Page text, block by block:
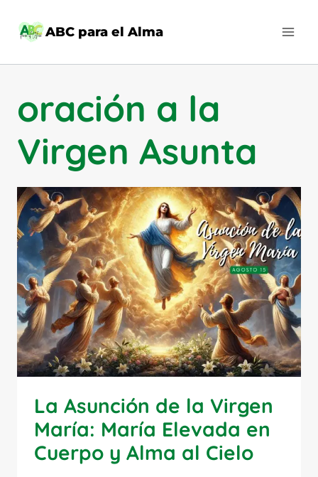
ABC para el Alma
oración a la
Virgen Asunta
La Asunción de la Virgen
María: María Elevada en
Cuerpo y Alma al Cielo